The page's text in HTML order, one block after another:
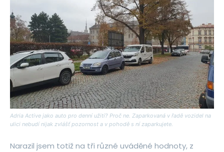
Adria Active jako auto pro denní užití? Proč ne. Zaparkovaná v řadě vozidel na
ulici nebudí nijak zvlášť pozornost a v pohodě s ní zaparkujete.
Narazil jsem totiž na tři různé uváděné hodnoty, z